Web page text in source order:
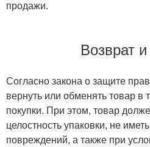
продажи.
Возврат
Согласно закона о защите
вернуть или обменять товар в
покупки. При этом, товар
целостность упаковки, не
повреждений, а также при